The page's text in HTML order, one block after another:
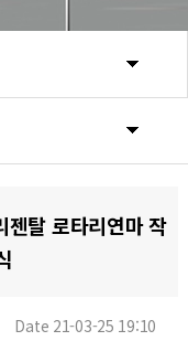
젠탈 로타리연마 작
Date 21-03-25 19:10